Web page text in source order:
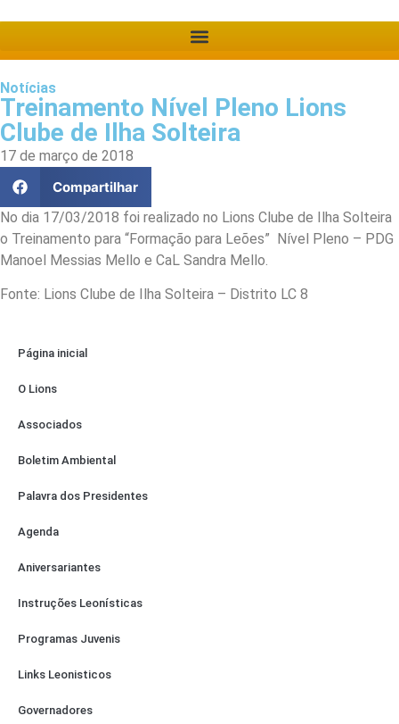
Notícias
Treinamento Nível Pleno Lions
Clube de Ilha Solteira
17 de março de 2018
Compartilhar
No dia 17/03/2018 foi realizado no Lions Clube de Ilha Solteira
o Treinamento para “Formação para Leões” Nível Pleno – PDG
Manoel Messias Mello e CaL Sandra Mello.
Fonte: Lions Clube de Ilha Solteira – Distrito LC 8
Página inicial
O Lions
Associados
Boletim Ambiental
Palavra dos Presidentes
Agenda
Aniversariantes
Instruções Leonísticas
Programas Juvenis
Links Leonisticos
Governadores